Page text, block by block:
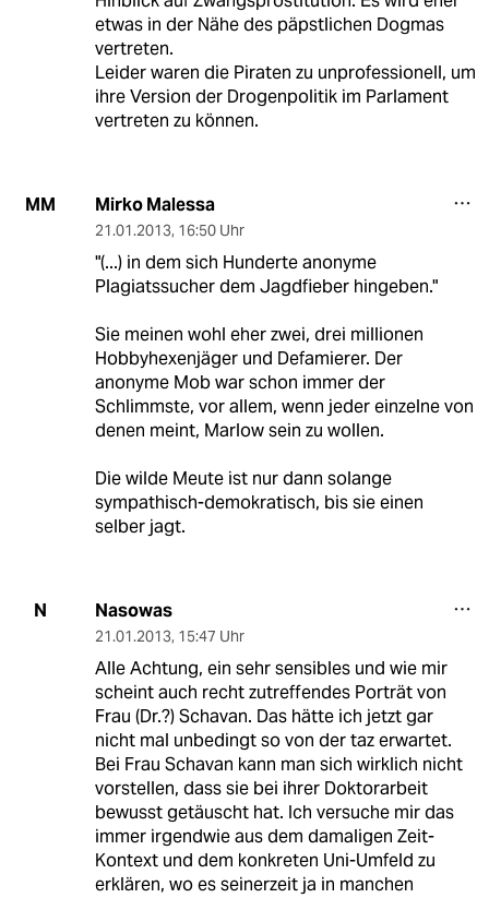
etwas in der Nähe des päpstlichen Dogmas
vertreten.
Leider waren die Piraten zu unprofessionell, um
ihre Version der Drogenpolitik im Parlament
vertreten zu können.
MM Mirko Malessa
21.01.2013, 16:50 Uhr
"(...) in dem sich Hunderte anonyme
Plagiatssucher dem Jagdfieber hingeben."
Sie meinen wohl eher zwei, drei millionen
Hobbyhexenjäger und Defamierer. Der
anonyme Mob war schon immer der
Schlimmste, vor allem, wenn jeder einzelne von
denen meint, Marlow sein zu wollen.
Die wilde Meute ist nur dann solange
sympathisch-demokratisch, bis sie einen
selber jagt.
N Nasowas
21.01.2013, 15:47 Uhr
Alle Achtung, ein sehr sensibles und wie mir
scheint auch recht zutreffendes Porträt von
Frau (Dr.?) Schavan. Das hätte ich jetzt gar
nicht mal unbedingt so von der taz erwartet.
Bei Frau Schavan kann man sich wirklich nicht
vorstellen, dass sie bei ihrer Doktorarbeit
bewusst getäuscht hat. Ich versuche mir das
immer irgendwie aus dem damaligen Zeit-
Kontext und dem konkreten Uni-Umfeld zu
erklären, wo es seinerzeit ja in manchen